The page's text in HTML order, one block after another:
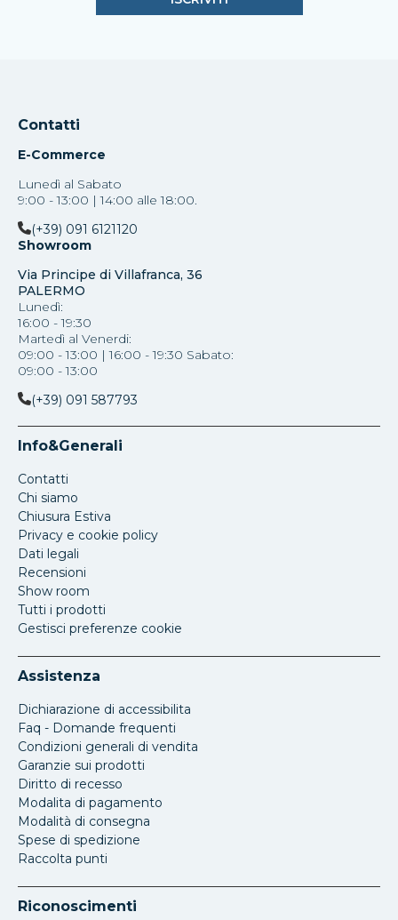
Contatti
E-Commerce
Lunedì al Sabato
9:00 - 13:00 | 14:00 alle 18:00.
(+39) 091 6121120
Showroom
Via Principe di Villafranca, 36
PALERMO
Lunedì:
16:00 - 19:30
Martedì al Venerdi:
09:00 - 13:00 | 16:00 - 19:30 Sabato:
09:00 - 13:00
(+39) 091 587793
Info&Generali
Contatti
Chi siamo
Chiusura Estiva
Privacy e cookie policy
Dati legali
Recensioni
Show room
Tutti i prodotti
Gestisci preferenze cookie
Assistenza
Dichiarazione di accessibilita
Faq - Domande frequenti
Condizioni generali di vendita
Garanzie sui prodotti
Diritto di recesso
Modalita di pagamento
Modalità di consegna
Spese di spedizione
Raccolta punti
Riconoscimenti